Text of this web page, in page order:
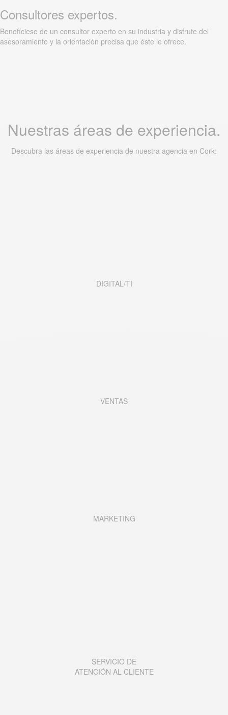
Consultores expertos.
Benefíciese de un consultor experto en su industria y disfrute del
asesoramiento y la orientación precisa que éste le ofrece.
Nuestras áreas de experiencia.
Descubra las áreas de experiencia de nuestra agencia en Cork:
DIGITAL/TI
VENTAS
MARKETING
SERVICIO DE
ATENCIÓN AL CLIENTE